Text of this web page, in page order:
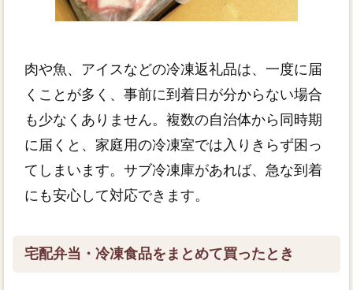
肉や魚、アイスなどの冷凍返礼品は、一度に届
くことが多く、事前に到着日が分からない場合
も少なくありません。複数の自治体から同時期
に届くと、家庭用の冷凍室では入りきらず困っ
てしまいます。サブ冷凍庫があれば、急な到着
にも安心して対応できます。
宅配弁当・冷凍食品をまとめて買ったとき